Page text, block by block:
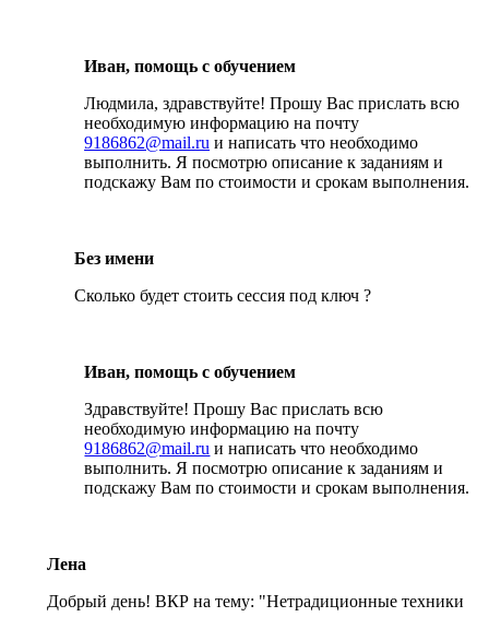
Иван, помощь с обучением
Людмила, здравствуйте! Прошу Вас прислать всю
необходимую информацию на почту
9186862@mail.ru и написать что необходимо
выполнить. Я посмотрю описание к заданиям и
подскажу Вам по стоимости и срокам выполнения.
Без имени
Сколько будет стоить сессия под ключ ?
Иван, помощь с обучением
Здравствуйте! Прошу Вас прислать всю
необходимую информацию на почту
9186862@mail.ru и написать что необходимо
выполнить. Я посмотрю описание к заданиям и
подскажу Вам по стоимости и срокам выполнения.
Лена
Добрый день! ВКР на тему: "Нетрадиционные техники